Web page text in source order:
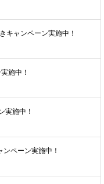
キャンペーン実施中！
施中！
実施中！
ペーン実施中！